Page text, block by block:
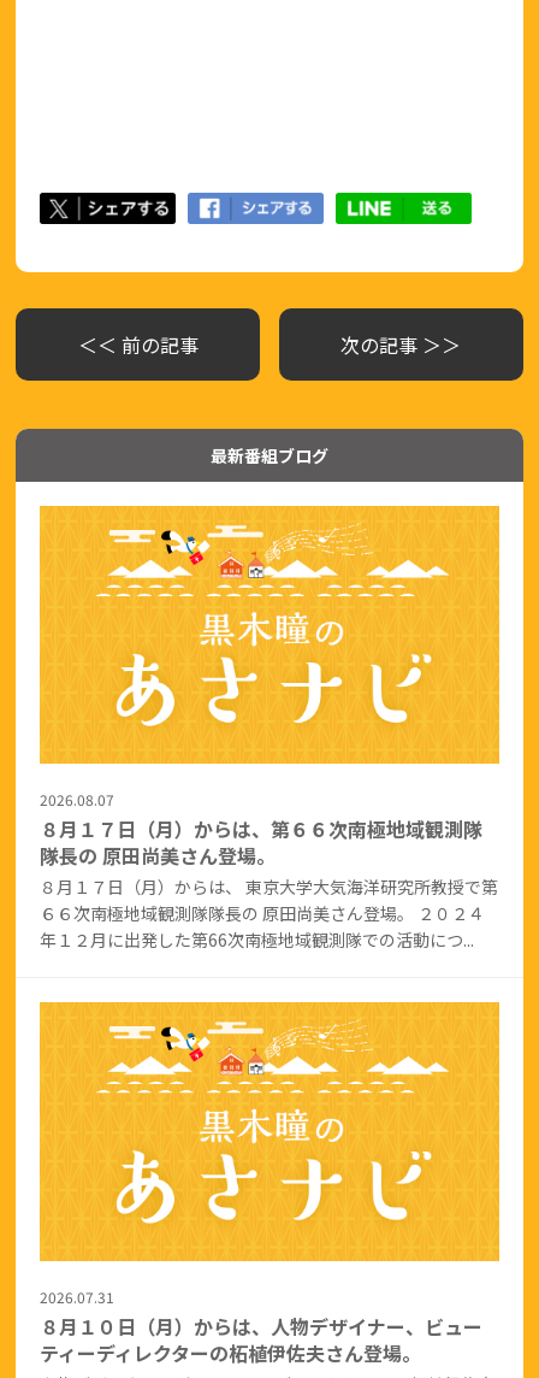
＜＜ 前の記事 次の記事 ＞＞
最新番組ブログ
2026.08.07
８月１７日（月）からは、第６６次南極地域観測隊
隊長の 原田尚美さん登場。
８月１７日（月）からは、 東京大学大気海洋研究所教授で第
６６次南極地域観測隊隊長の 原田尚美さん登場。 ２０２４
年１２月に出発した第66次南極地域観測隊での活動につ...
2026.07.31
８月１０日（月）からは、人物デザイナー、ビュー
ティーディレクターの柘植伊佐夫さん登場。